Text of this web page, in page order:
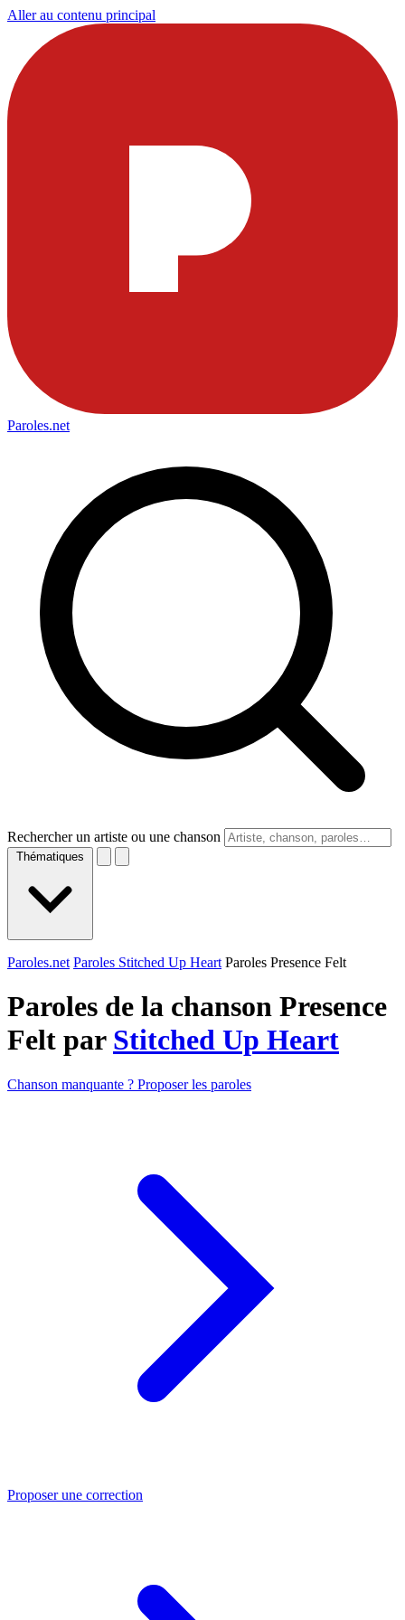
Aller au contenu principal
Paroles.net
Rechercher un artiste ou une chanson
Thématiques
Paroles.net Paroles Stitched Up Heart Paroles Presence Felt
Paroles de la chanson Presence
Felt par Stitched Up Heart
Chanson manquante ? Proposer les paroles
Proposer une correction